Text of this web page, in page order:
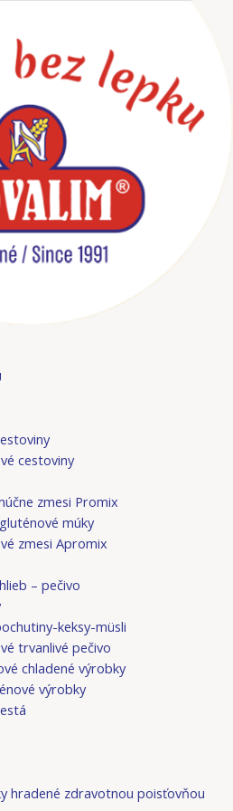
cestoviny
zmesi Promix
múky
zmesi Apromix
– pečivo
keksy-müsli
trvanlivé pečivo
chladené výrobky
výrobky
hradené zdravotnou poisťovňou